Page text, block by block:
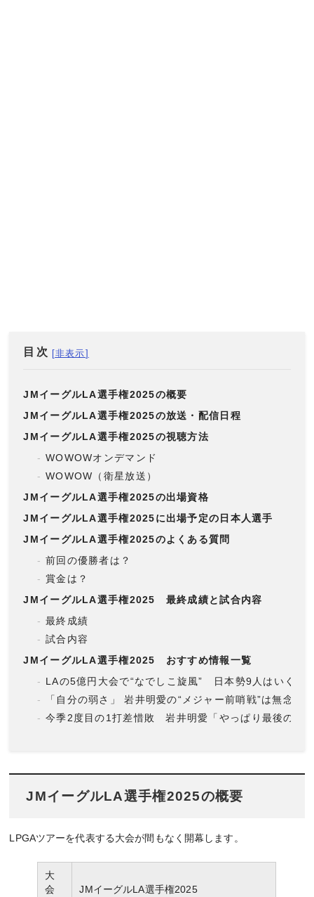
目次
JMイーグルLA選手権2025の概要
JMイーグルLA選手権2025の放送・配信日程
JMイーグルLA選手権2025の視聴方法
WOWOWオンデマンド
WOWOW（衛星放送）
JMイーグルLA選手権2025の出場資格
JMイーグルLA選手権2025に出場予定の日本人選手
JMイーグルLA選手権2025のよくある質問
前回の優勝者は？
賞金は？
JMイーグルLA選手権2025 最終成績と試合内容
最終成績
試合内容
JMイーグルLA選手権2025 おすすめ情報一覧
LAの5億円大会で“なでしこ旋風” 日本勢9人はいくら
「自分の弱さ」 岩井明愛の“メジャー前哨戦”は無念
今季2度目の1打差惜敗 岩井明愛「やっぱり最後のパ
JMイーグルLA選手権2025の概要
LPGAツアーを代表する大会が間もなく開幕します。
大
会
JMイーグルLA選手権2025